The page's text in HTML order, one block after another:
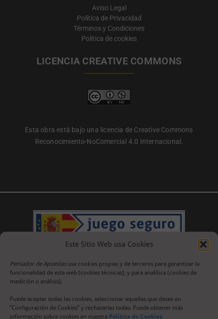
Este Sitio Web usa Cookies
Pensador de Apuestas usa cookies propias y de terceros para garantizar la
funcionalidad de esta web (cookies técnicas), y para analítica (cookies de
medición o análisis).
Puede aceptar todas las cookies, seleccionar aquellas que desee en
“Configuración de Cookies” y rechazarlas todas. Puede obtener más
información sobre cookies en nuestra Política de Cookies
Aviso Legal
Política de Privacidad
Términos y Condiciones
Política de cookies
LICENCIA CREATIVE COMMONS
Esta obra está bajo una licencia de Creative Commons
Reconocimiento-NoComercial 4.0 Internacional.